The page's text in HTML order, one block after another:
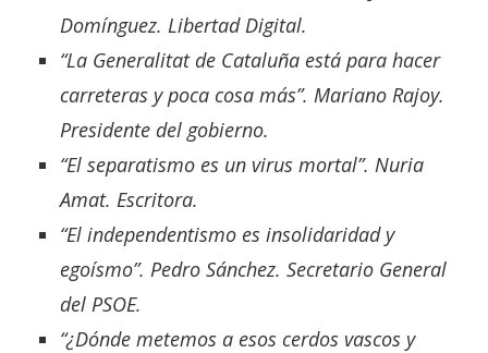
Domínguez. Libertad Digital.
“La Generalitat de Cataluña está para hacer
carreteras y poca cosa más”. Mariano Rajoy.
Presidente del gobierno.
“El separatismo es un virus mortal”. Nuria
Amat. Escritora.
“El independentismo es insolidaridad y
egoísmo”. Pedro Sánchez. Secretario General
del PSOE.
“¿Dónde metemos a esos cerdos vascos y